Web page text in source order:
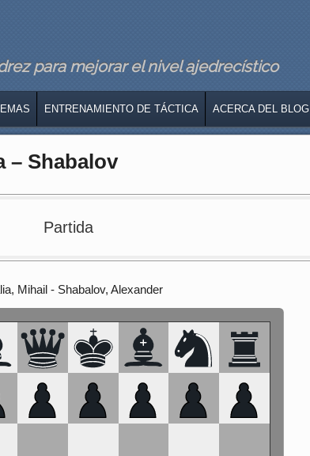
para mejorar el nivel ajedrecístico
ENTRENAMIENTO DE TÁCTICA ACERCA DEL BLOG
– Shabalov
Partida
Mihail - Shabalov, Alexander